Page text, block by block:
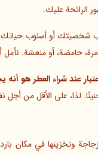
الرائحة عليك.
شخصيتك أو أسلوب حياتك،
حامضة، أو منعشة.
عند شراء العطر هو أنه
لذا، على الأقل من
وتخزينها في مكان